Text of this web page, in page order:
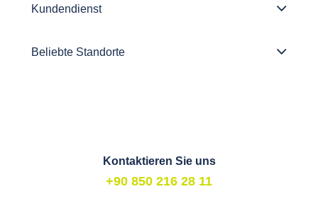
Kundendienst
Beliebte Standorte
Kontaktieren Sie uns
+90 850 216 28 11